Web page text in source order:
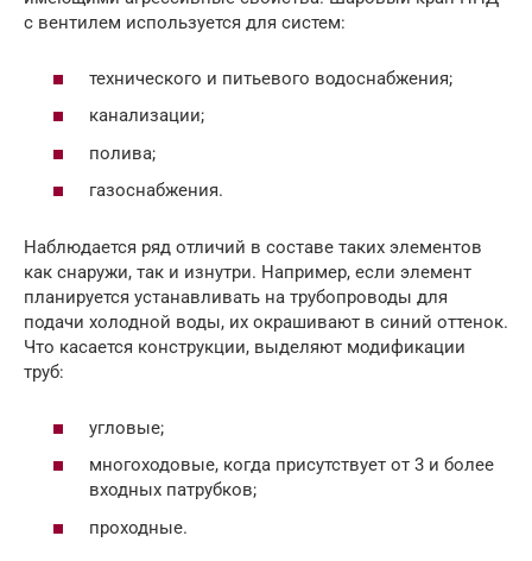
с вентилем используется для систем:
технического и питьевого водоснабжения;
канализации;
полива;
газоснабжения.
Наблюдается ряд отличий в составе таких элементов
как снаружи, так и изнутри. Например, если элемент
планируется устанавливать на трубопроводы для
подачи холодной воды, их окрашивают в синий оттенок.
Что касается конструкции, выделяют модификации
труб:
угловые;
многоходовые, когда присутствует от 3 и более
входных патрубков;
проходные.